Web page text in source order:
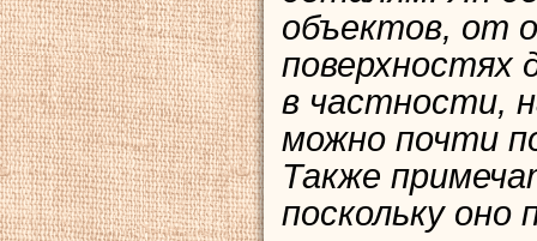
объектов, от
поверхностях
в частности,
можно почти
Также
поскольку оно